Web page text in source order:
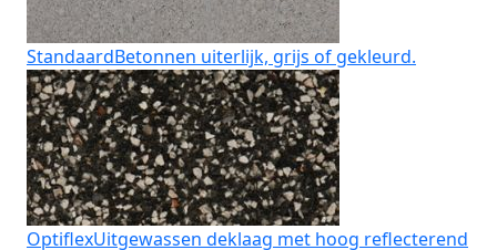
StandaardBetonnen uiterlijk, grijs of gekleurd.
OptiflexUitgewassen deklaag met hoog reflecterend